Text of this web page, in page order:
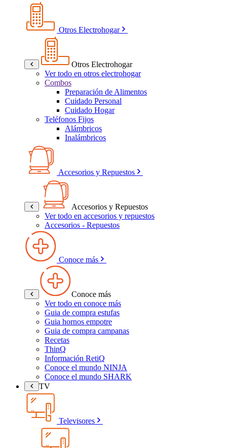
Otros Electrohogar
Otros Electrohogar
Ver todo en otros electrohogar
Combos
Preparación de Alimentos
Cuidado Personal
Cuidado Hogar
Teléfonos Fijos
Alámbricos
Inalámbricos
Accesorios y Repuestos
Accesorios y Repuestos
Ver todo en accesorios y repuestos
Accesorios - Repuestos
Conoce más
Conoce más
Ver todo en conoce más
Guia de compra estufas
Guia hornos empotre
Guia de compra campanas
Recetas
ThinQ
Información RetiQ
Conoce el mundo NINJA
Conoce el mundo SHARK
TV
Televisores